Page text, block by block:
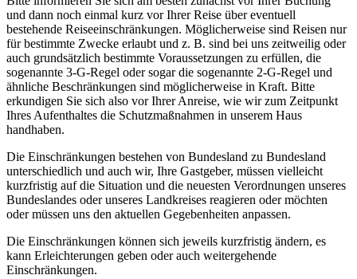
und dann noch einmal kurz vor Ihrer Reise über eventuell
bestehende Reiseeinschränkungen. Möglicherweise sind Reisen nur
für bestimmte Zwecke erlaubt und z. B. sind bei uns zeitweilig oder
auch grundsätzlich bestimmte Voraussetzungen zu erfüllen, die
sogenannte 3-G-Regel oder sogar die sogenannte 2-G-Regel und
ähnliche Beschränkungen sind möglicherweise in Kraft. Bitte
erkundigen Sie sich also vor Ihrer Anreise, wie wir zum Zeitpunkt
Ihres Aufenthaltes die Schutzmaßnahmen in unserem Haus
handhaben.
Die Einschränkungen bestehen von Bundesland zu Bundesland
unterschiedlich und auch wir, Ihre Gastgeber, müssen vielleicht
kurzfristig auf die Situation und die neuesten Verordnungen unseres
Bundeslandes oder unseres Landkreises reagieren oder möchten
oder müssen uns den aktuellen Gegebenheiten anpassen.
Die Einschränkungen können sich jeweils kurzfristig ändern, es
kann Erleichterungen geben oder auch weitergehende
Einschränkungen.